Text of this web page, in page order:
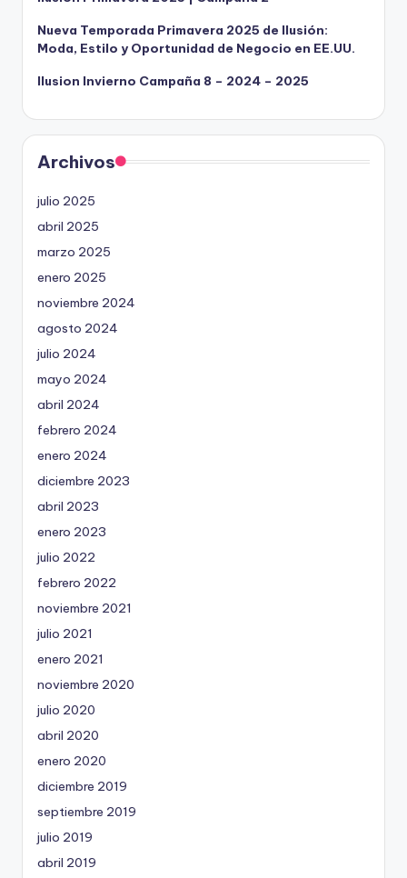
Nueva Temporada Primavera 2025 de Ilusión:
Moda, Estilo y Oportunidad de Negocio en EE.UU.
Ilusion Invierno Campaña 8 – 2024 – 2025
Archivos
julio 2025
abril 2025
marzo 2025
enero 2025
noviembre 2024
agosto 2024
julio 2024
mayo 2024
abril 2024
febrero 2024
enero 2024
diciembre 2023
abril 2023
enero 2023
julio 2022
febrero 2022
noviembre 2021
julio 2021
enero 2021
noviembre 2020
julio 2020
abril 2020
enero 2020
diciembre 2019
septiembre 2019
julio 2019
abril 2019